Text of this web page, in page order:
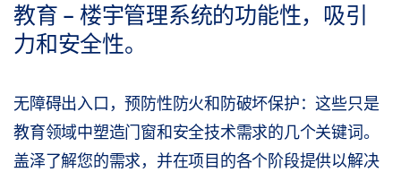
教育 - 楼宇管理系统的功能性，吸引
力和安全性。
无障碍出入口，预防性防火和防破坏保护：这些只是
教育领域中塑造门窗和安全技术需求的几个关键词。
盖泽了解您的需求，并在项目的各个阶段提供以解决